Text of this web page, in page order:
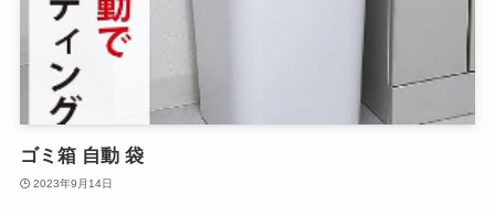
ゴミ箱 自動 袋
2023年9月14日